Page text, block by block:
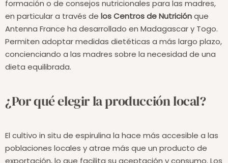
formación o de consejos nutricionales para las madres,
en particular a través de
los Centros de Nutrición
que
Antenna France ha desarrollado en Madagascar y Togo.
Permiten adoptar medidas dietéticas a más largo plazo,
concienciando a las madres sobre la necesidad de una
dieta equilibrada.
¿Por qué elegir la producción local?
El cultivo in situ de espirulina la hace más accesible a las
poblaciones locales y atrae más que un producto de